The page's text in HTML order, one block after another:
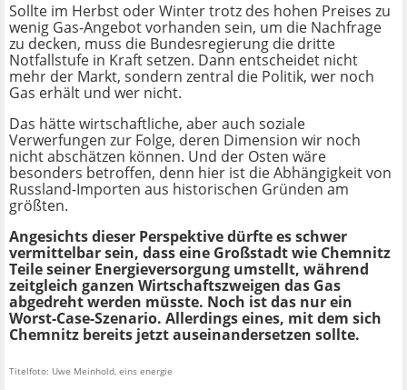
Sollte im Herbst oder Winter trotz des hohen Preises zu
wenig Gas-Angebot vorhanden sein, um die Nachfrage
zu decken, muss die Bundesregierung die dritte
Notfallstufe in Kraft setzen. Dann entscheidet nicht
mehr der Markt, sondern zentral die Politik, wer noch
Gas erhält und wer nicht.
Das hätte wirtschaftliche, aber auch soziale
Verwerfungen zur Folge, deren Dimension wir noch
nicht abschätzen können. Und der Osten wäre
besonders betroffen, denn hier ist die Abhängigkeit von
Russland-Importen aus historischen Gründen am
größten.
Angesichts dieser Perspektive dürfte es schwer
vermittelbar sein, dass eine Großstadt wie Chemnitz
Teile seiner Energieversorgung umstellt, während
zeitgleich ganzen Wirtschaftszweigen das Gas
abgedreht werden müsste. Noch ist das nur ein
Worst-Case-Szenario. Allerdings eines, mit dem sich
Chemnitz bereits jetzt auseinandersetzen sollte.
Titelfoto: Uwe Meinhold, eins energie